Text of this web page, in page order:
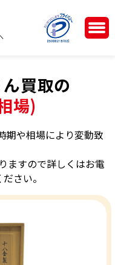
買取の
場)
期や相場により変動致
ますので詳しくはお電
さい。